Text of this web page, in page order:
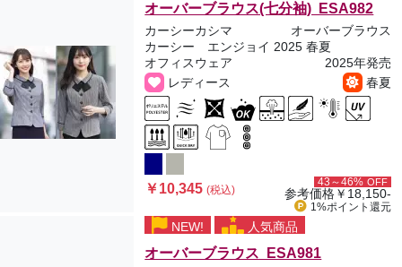
オーバーブラウス(七分袖) ESA982
カーシーカシマ
オーバーブラウス
カーシー エンジョイ 2025 春夏
オフィスウェア
2025年発売
レディース
春夏
￥10,345(税込)
43～46% OFF
参考価格￥18,150-
1%ポイント 還元
NEW! 人気商品
オーバーブラウス ESA981